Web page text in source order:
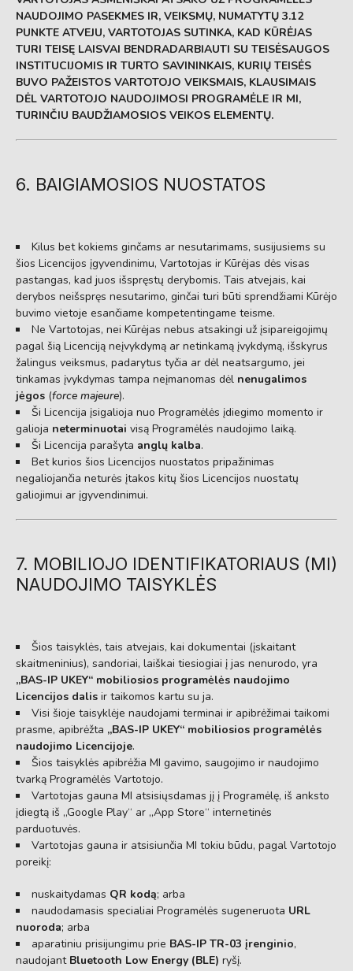
NAUDOJIMO PASEKMES IR, VEIKSMŲ, NUMATYTŲ 3.12
PUNKTE ATVEJU, VARTOTOJAS SUTINKA, KAD KŪRĖJAS
TURI TEISĘ LAISVAI BENDRADARBIAUTI SU TEISĖSAUGOS
INSTITUCIJOMIS IR TURTO SAVININKAIS, KURIŲ TEISĖS
BUVO PAŽEISTOS VARTOTOJO VEIKSMAIS, KLAUSIMAIS
DĖL VARTOTOJO NAUDOJIMOSI PROGRAMĖLE IR MI,
TURINČIU BAUDŽIAMOSIOS VEIKOS ELEMENTŲ.
6. BAIGIAMOSIOS NUOSTATOS
Kilus bet kokiems ginčams ar nesutarimams, susijusiems su
šios Licencijos įgyvendinimu, Vartotojas ir Kūrėjas dės visas
pastangas, kad juos išspręstų derybomis. Tais atvejais, kai
derybos neišspręs nesutarimo, ginčai turi būti sprendžiami Kūrėjo
buvimo vietoje esančiame kompetentingame teisme.
Ne Vartotojas, nei Kūrėjas nebus atsakingi už įsipareigojimų
pagal šią Licenciją neįvykdymą ar netinkamą įvykdymą, išskyrus
žalingus veiksmus, padarytus tyčia ar dėl neatsargumo, jei
tinkamas įvykdymas tampa neįmanomas dėl nenugalimos
jėgos (force majeure).
Ši Licencija įsigalioja nuo Programėlės įdiegimo momento ir
galioja neterminuotai visą Programėlės naudojimo laiką.
Ši Licencija parašyta anglų kalba.
Bet kurios šios Licencijos nuostatos pripažinimas
negaliojančia neturės įtakos kitų šios Licencijos nuostatų
galiojimui ar įgyvendinimui.
7. MOBILIOJO IDENTIFIKATORIAUS (MI)
NAUDOJIMO TAISYKLĖS
Šios taisyklės, tais atvejais, kai dokumentai (įskaitant
skaitmeninius), sandoriai, laiškai tiesiogiai į jas nenurodo, yra
„BAS-IP UKEY“ mobiliosios programėlės naudojimo
Licencijos dalis ir taikomos kartu su ja.
Visi šioje taisyklėje naudojami terminai ir apibrėžimai taikomi
prasme, apibrėžta „BAS-IP UKEY“ mobiliosios programėlės
naudojimo Licencijoje.
Šios taisyklės apibrėžia MI gavimo, saugojimo ir naudojimo
tvarką Programėlės Vartotojo.
Vartotojas gauna MI atsisiųsdamas jį į Programėlę, iš anksto
įdiegtą iš „Google Play“ ar „App Store“ internetinės
parduotuvės.
Vartotojas gauna ir atsisiunčia MI tokiu būdu, pagal Vartotojo
poreikį:
nuskaitydamas QR kodą; arba
naudodamasis specialiai Programėlės sugeneruota URL
nuoroda; arba
aparatiniu prisijungimu prie BAS-IP TR-03 įrenginio,
naudojant Bluetooth Low Energy (BLE) ryšį.